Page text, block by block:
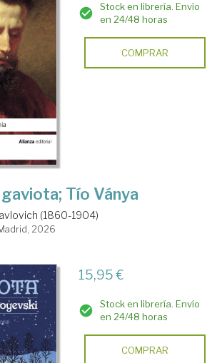
Stock en librería. Envío
en 24/48 horas
COMPRAR
gaviota; Tío Ványa
(1860-1904)
2026
15,95 €
Stock en librería. Envío
en 24/48 horas
COMPRAR